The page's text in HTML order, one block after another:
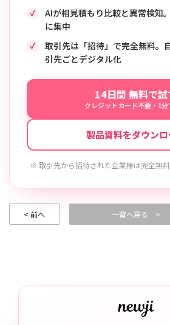
AIが相見積もり比較と異常検知
に集中
取引先は「招待」で完全無料。
引先ごとデジタル化
14日間 無料で試
クレジットカード不要・1分
製品資料をダウン
※ 取引先から招待された企業様は完全無
< 前へ 一覧へ戻る >